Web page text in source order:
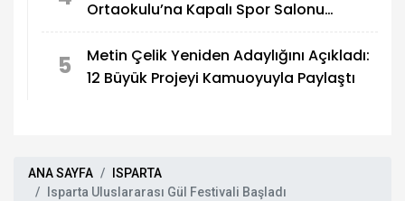
Ortaokulu’na Kapalı Spor Salonu
5
Metin Çelik Yeniden Adaylığını Açıkladı:
12 Büyük Projeyi Kamuoyuyla Paylaştı
ANA SAYFA
ISPARTA
Isparta Uluslararası Gül Festivali Başladı